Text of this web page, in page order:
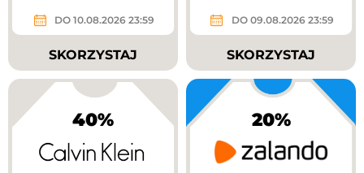
DO 10.08.2026 23:59
SKORZYSTAJ
DO 09.08.2026 23:59
SKORZYSTAJ
40% 20%